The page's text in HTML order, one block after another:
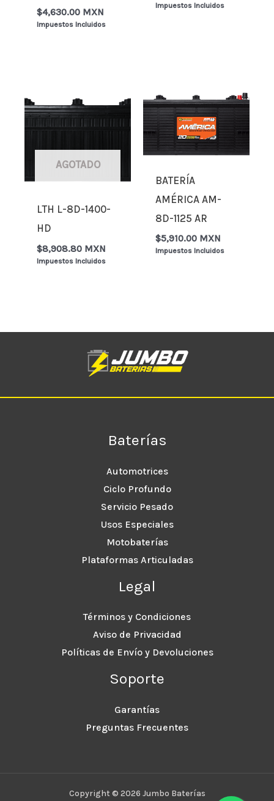
$4,630.00 MXN
Impuestos Incluidos
Impuestos Incluidos
AGOTADO
LTH L-8D-1400-
HD
$8,908.80 MXN
Impuestos Incluidos
BATERÍA
AMÉRICA AM-
8D-1125 AR
$5,910.00 MXN
Impuestos Incluidos
Baterías
Automotrices
Ciclo Profundo
Servicio Pesado
Usos Especiales
Motobaterías
Plataformas Articuladas
Legal
Términos y Condiciones
Aviso de Privacidad
Políticas de Envío y Devoluciones
Soporte
Garantías
Preguntas Frecuentes
Copyright © 2026 Jumbo Baterías